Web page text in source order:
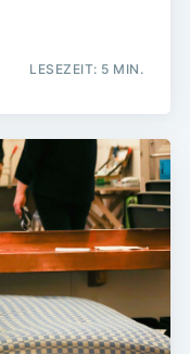
LESEZEIT: 5 MIN.